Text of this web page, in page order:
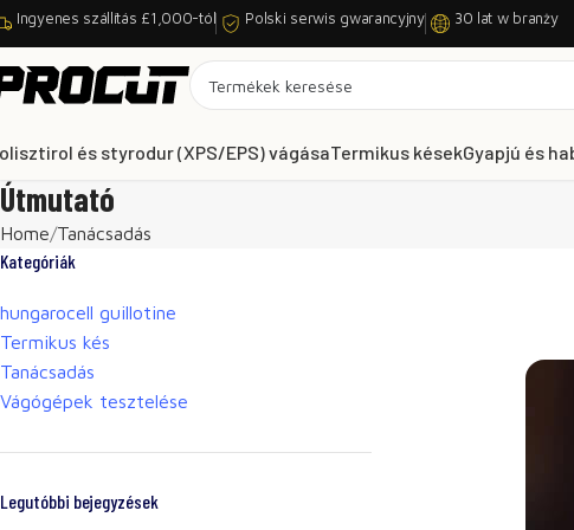
Ingyenes szállítás £1,000-tól Polski serwis gwarancyjny 30 lat w branży
és styrodur (XPS/EPS) vágásaTermikus késekGyapjú és
Útmutató
Home Tanácsadás
Kategóriák
hungarocell guillotine
Termikus kés
Tanácsadás
Vágógépek tesztelése
Legutóbbi bejegyzések